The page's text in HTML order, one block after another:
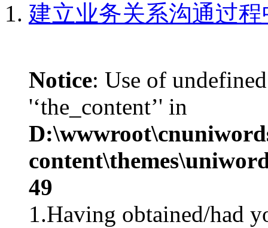
建立业务关系沟通过
Notice: Use of
'‘the_content’' in
49
1.Having obtained/had